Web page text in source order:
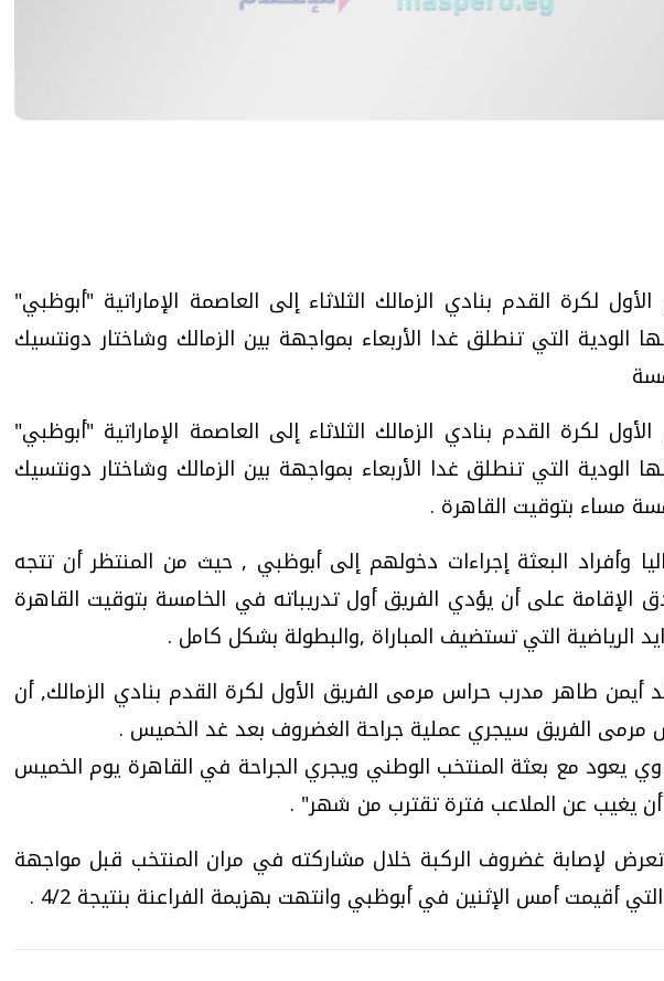
لكرة القدم بنادي الزمالك الثلاثاء إلى العاصمة الإماراتية "أبوظبي"
الودية التي تنطلق غدا الأربعاء بمواجهة بين الزمالك وشاختار دونتسيك
لكرة القدم بنادي الزمالك الثلاثاء إلى العاصمة الإماراتية "أبوظبي"
الودية التي تنطلق غدا الأربعاء بمواجهة بين الزمالك وشاختار دونتسيك
مساء بتوقيت القاهرة .
وأفراد البعثة إجراءات دخولهم إلى أبوظبي , حيث من المنتظر أن تتجه
الإقامة على أن يؤدي الفريق أول تدريباته في الخامسة بتوقيت القاهرة
الرياضية التي تستضيف المباراة ,والبطولة بشكل كامل .
أيمن طاهر مدرب حراس مرمى الفريق الأول لكرة القدم بنادي الزمالك, أن
مرمى الفريق سيجري عملية جراحة الغضروف بعد غد الخميس .
يعود مع بعثة المنتخب الوطني ويجري الجراحة في القاهرة يوم الخميس
أن يغيب عن الملاعب فترة تقترب من شهر" .
لإصابة غضروف الركبة خلال مشاركته في مران المنتخب قبل مواجهة
أقيمت أمس الإثنين في أبوظبي وانتهت بهزيمة الفراعنة بنتيجة 4/2 .
تحقيقات وحوارات
بالزلازل وكيف نتعامل معها؟
الثلاثاء، 04 اغسطس 2026 04:04 م
دليلك للتنسيق الجامعي .. تساؤلات
السبت، 01 اغسطس 2026 10:25 ص